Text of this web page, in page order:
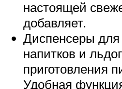
настоящей
добавляет.
Диспенсеры
напитков и
приготовления
Удобная